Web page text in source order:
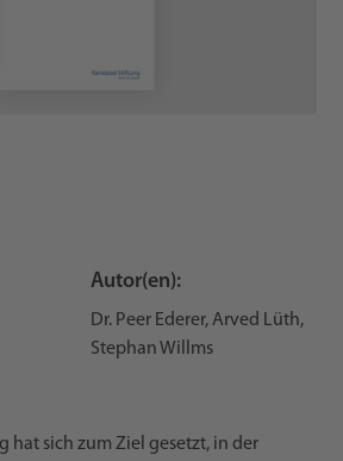
Autor(en):
Dr. Peer Ederer, Arved Lüth,
Stephan Willms
hat sich zum Ziel gesetzt, in der